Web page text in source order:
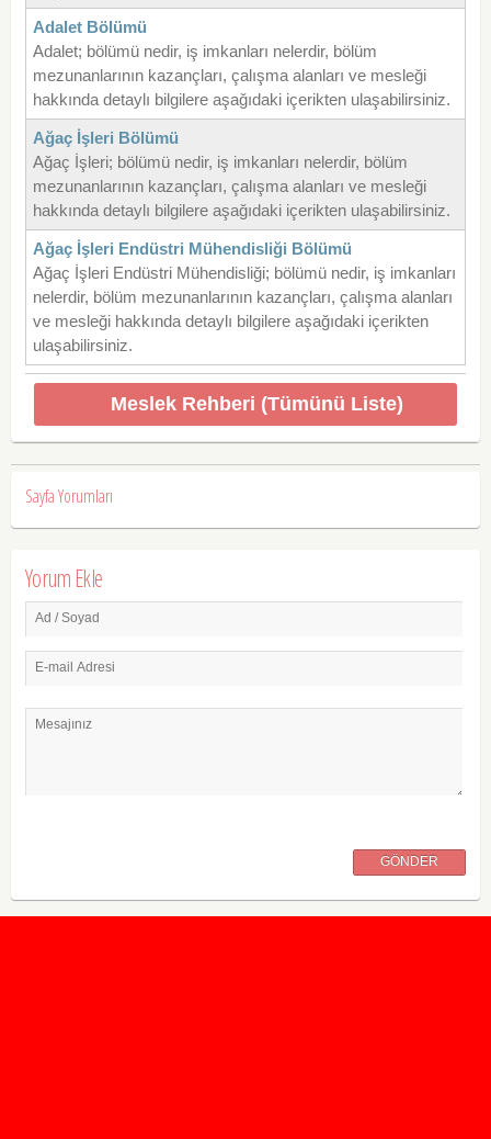
Adalet Bölümü
Adalet; bölümü nedir, iş imkanları nelerdir, bölüm
mezunanlarının kazançları, çalışma alanları ve mesleği
hakkında detaylı bilgilere aşağıdaki içerikten ulaşabilirsiniz.
Ağaç İşleri Bölümü
Ağaç İşleri; bölümü nedir, iş imkanları nelerdir, bölüm
mezunanlarının kazançları, çalışma alanları ve mesleği
hakkında detaylı bilgilere aşağıdaki içerikten ulaşabilirsiniz.
Ağaç İşleri Endüstri Mühendisliği Bölümü
Ağaç İşleri Endüstri Mühendisliği; bölümü nedir, iş imkanları
nelerdir, bölüm mezunanlarının kazançları, çalışma alanları
ve mesleği hakkında detaylı bilgilere aşağıdaki içerikten
ulaşabilirsiniz.
Meslek Rehberi (Tümünü Liste)
Sayfa Yorumları
Yorum Ekle
Ad / Soyad
E-mail Adresi
Mesajınız
GÖNDER